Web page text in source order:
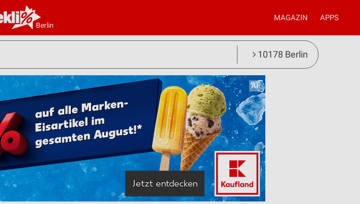
Berlin
MAGAZIN APPS
10178 Berlin